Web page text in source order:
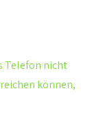
Telefon nicht
können,